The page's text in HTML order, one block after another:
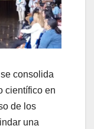
consolida
científico en
de los
una